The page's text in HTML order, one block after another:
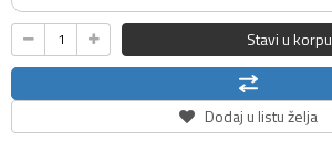
Stavi u korpu
Dodaj u listu želja